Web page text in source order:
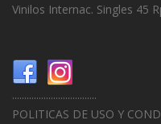
Vinilos Internac. Singles 45
...................................
POLITICAS DE USO Y